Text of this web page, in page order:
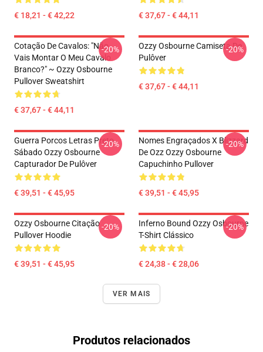
€ 18,21 - € 42,22 € 37,67 - € 44,11
Cotação De Cavalos: "Não
Vais Montar O Meu Cavalo
Branco?" ~ Ozzy Osbourne
Pullover Sweatshirt
€ 37,67 - € 44,11
-20%
Ozzy Osbourne Camiseta De
Pulôver
€ 37,67 - € 44,11
-20%
Guerra Porcos Letras Preto
Sábado Ozzy Osbourne
Capturador De Pulôver
€ 39,51 - € 45,95
-20%
Nomes Engraçados X Blizzard
De Ozz Ozzy Osbourne
Capuchinho Pullover
€ 39,51 - € 45,95
-20%
Ozzy Osbourne Citação
Pullover Hoodie
€ 39,51 - € 45,95
-20%
Inferno Bound Ozzy Osbourne
T-Shirt Clássico
€ 24,38 - € 28,06
-20%
VER MAIS
Produtos relacionados